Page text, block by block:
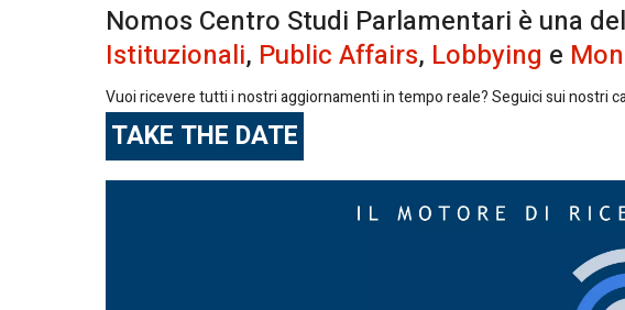
Nomos Centro Studi Parlamentari è una
Istituzionali, Public Affairs, Lobbying e
Vuoi ricevere tutti i nostri aggiornamenti in tempo reale? Seguici sui nostri
TAKE THE DATE